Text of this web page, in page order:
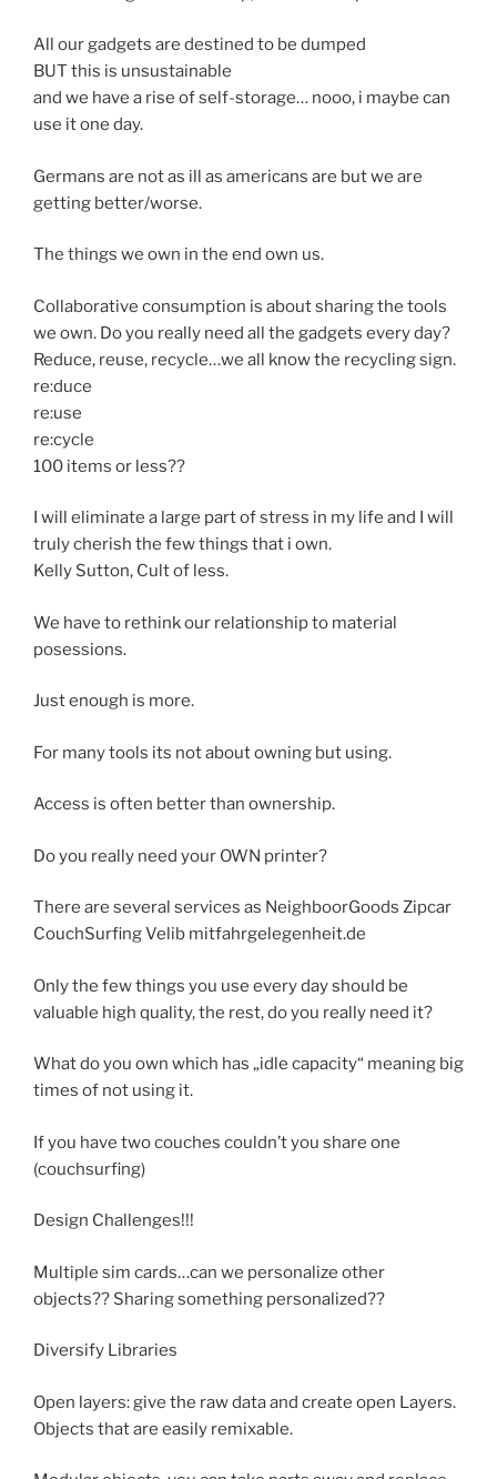
All our gadgets are destined to be dumped
BUT this is unsustainable
and we have a rise of self-storage… nooo, i maybe can
use it one day.
Germans are not as ill as americans are but we are
getting better/worse.
The things we own in the end own us.
Collaborative consumption is about sharing the tools
we own. Do you really need all the gadgets every day?
Reduce, reuse, recycle…we all know the recycling sign.
re:duce
re:use
re:cycle
100 items or less??
I will eliminate a large part of stress in my life and I will
truly cherish the few things that i own.
Kelly Sutton, Cult of less.
We have to rethink our relationship to material
posessions.
Just enough is more.
For many tools its not about owning but using.
Access is often better than ownership.
Do you really need your OWN printer?
There are several services as NeighboorGoods Zipcar
CouchSurfing Velib mitfahrgelegenheit.de
Only the few things you use every day should be
valuable high quality, the rest, do you really need it?
What do you own which has „idle capacity“ meaning big
times of not using it.
If you have two couches couldn’t you share one
(couchsurfing)
Design Challenges!!!
Multiple sim cards…can we personalize other
objects?? Sharing something personalized??
Diversify Libraries
Open layers: give the raw data and create open Layers.
Objects that are easily remixable.